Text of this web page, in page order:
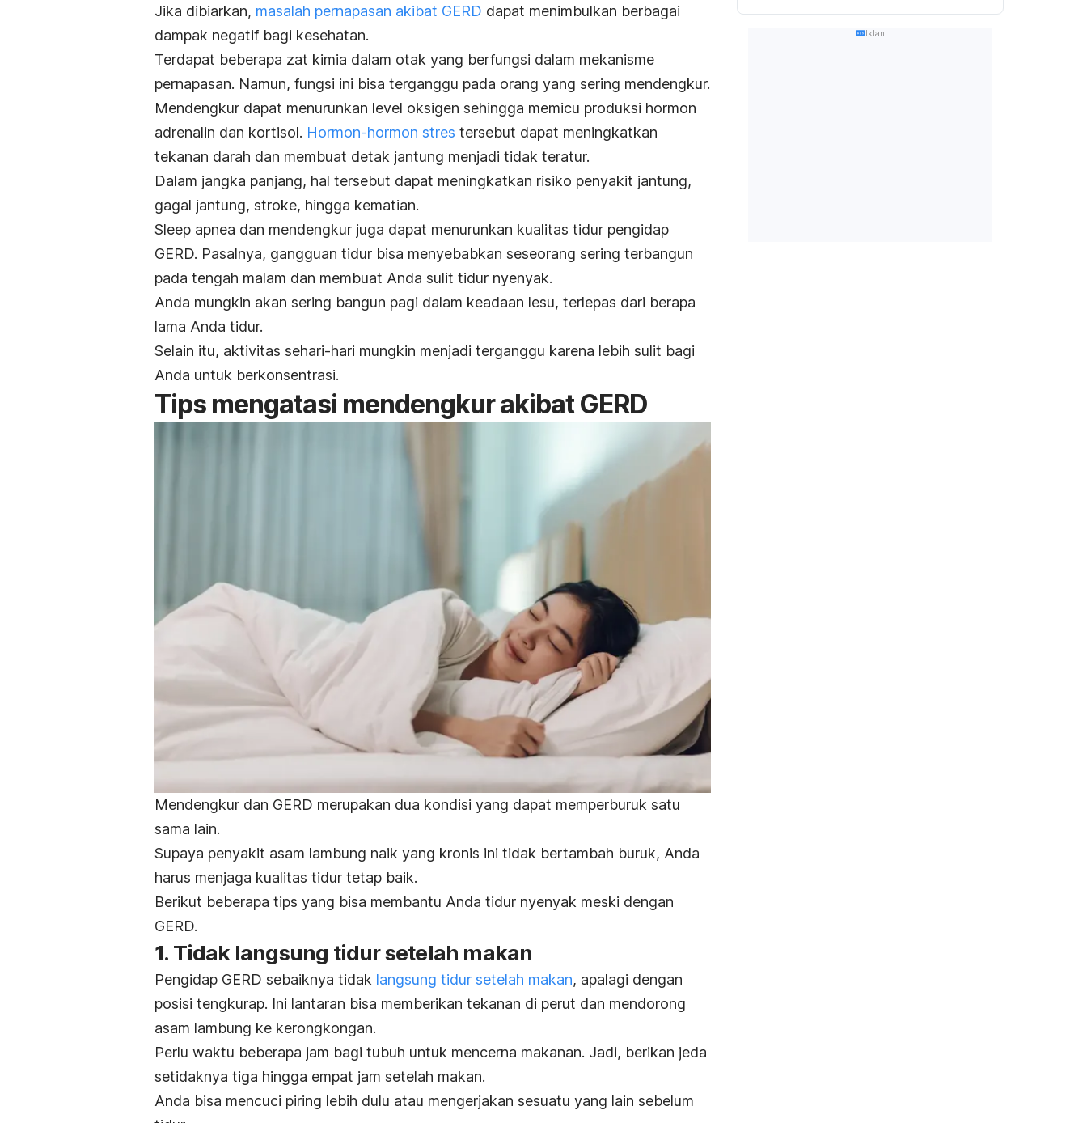
Jika dibiarkan, masalah pernapasan akibat GERD dapat menimbulkan berbagai
dampak negatif bagi kesehatan.
Terdapat beberapa zat kimia dalam otak yang berfungsi dalam mekanisme
pernapasan. Namun, fungsi ini bisa terganggu pada orang yang sering mendengkur.
Mendengkur dapat menurunkan level oksigen sehingga memicu produksi hormon
adrenalin dan kortisol. Hormon-hormon stres tersebut dapat meningkatkan
tekanan darah dan membuat detak jantung menjadi tidak teratur.
Dalam jangka panjang, hal tersebut dapat meningkatkan risiko penyakit jantung,
gagal jantung, stroke, hingga kematian.
Sleep apnea dan mendengkur juga dapat menurunkan kualitas tidur pengidap
GERD. Pasalnya, gangguan tidur bisa menyebabkan seseorang sering terbangun
pada tengah malam dan membuat Anda sulit tidur nyenyak.
Anda mungkin akan sering bangun pagi dalam keadaan lesu, terlepas dari berapa
lama Anda tidur.
Selain itu, aktivitas sehari-hari mungkin menjadi terganggu karena lebih sulit bagi
Anda untuk berkonsentrasi.
Tips mengatasi mendengkur akibat GERD
Mendengkur dan GERD merupakan dua kondisi yang dapat memperburuk satu
sama lain.
Supaya penyakit asam lambung naik yang kronis ini tidak bertambah buruk, Anda
harus menjaga kualitas tidur tetap baik.
Berikut beberapa tips yang bisa membantu Anda tidur nyenyak meski dengan
GERD.
1. Tidak langsung tidur setelah makan
Pengidap GERD sebaiknya tidak langsung tidur setelah makan, apalagi dengan
posisi tengkurap. Ini lantaran bisa memberikan tekanan di perut dan mendorong
asam lambung ke kerongkongan.
Perlu waktu beberapa jam bagi tubuh untuk mencerna makanan. Jadi, berikan jeda
setidaknya tiga hingga empat jam setelah makan.
Anda bisa mencuci piring lebih dulu atau mengerjakan sesuatu yang lain sebelum
Iklan